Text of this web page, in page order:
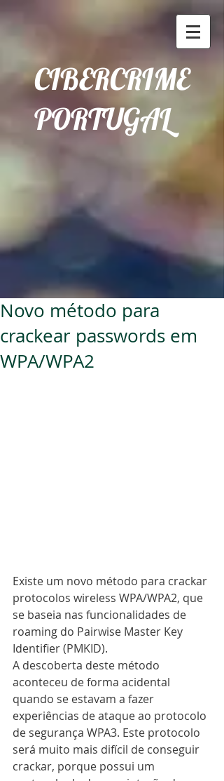
CIBERCRIME
PORTUGAL
Novo método para
crackear passwords em
WPA/WPA2
Existe um novo método para crackar
protocolos wireless WPA/WPA2, que
se baseia nas funcionalidades de
roaming do Pairwise Master Key
Identifier (PMKID).
A descoberta deste método
aconteceu de forma acidental
quando se estavam a fazer
experiências de ataque ao protocolo
de segurança WPA3. Este protocolo
será muito mais difícil de conseguir
crackar, porque possui um